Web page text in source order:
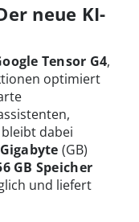
neue KI-
Tensor G4,
optimiert
dabei
(GB)
GB Speicher
und liefert